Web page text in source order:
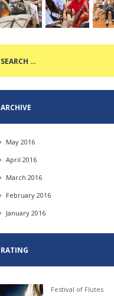
ARCHIVE
May2016
April2016
March2016
February2016
January2016
RATING
Festival of Flutes